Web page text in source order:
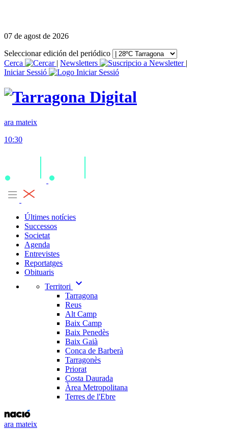
07 de agost de 2026
Seleccionar edición del periódico
Cerca
| Newsletters
|
Iniciar Sessió
ara mateix
10:30
Últimes notícies
Successos
Societat
Agenda
Entrevistes
Reportatges
Obituaris
Territori
expand_more
Tarragona
Reus
Alt Camp
Baix Camp
Baix Penedès
Baix Gaià
Conca de Barberà
Tarragonès
Priorat
Costa Daurada
Àrea Metropolitana
Terres de l'Ebre
ara mateix